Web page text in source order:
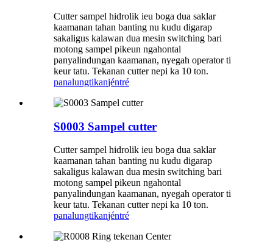
Cutter sampel hidrolik ieu boga dua saklar
kaamanan tahan banting nu kudu digarap
sakaligus kalawan dua mesin switching bari
motong sampel pikeun ngahontal
panyalindungan kaamanan, nyegah operator ti
keur tatu. Tekanan cutter nepi ka 10 ton.
panalungtikanjéntré
S0003 Sampel cutter
Cutter sampel hidrolik ieu boga dua saklar
kaamanan tahan banting nu kudu digarap
sakaligus kalawan dua mesin switching bari
motong sampel pikeun ngahontal
panyalindungan kaamanan, nyegah operator ti
keur tatu. Tekanan cutter nepi ka 10 ton.
panalungtikanjéntré